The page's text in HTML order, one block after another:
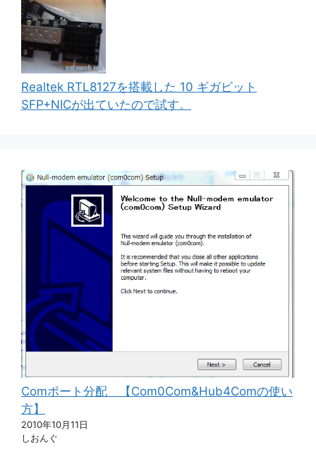
Realtek RTL8127を搭載した 10 ギガビット
SFP+NICが出ていたので試す。
Comポート分配 【Com0Com&Hub4Comの使い
方】
2010年10月11日
しおんぐ